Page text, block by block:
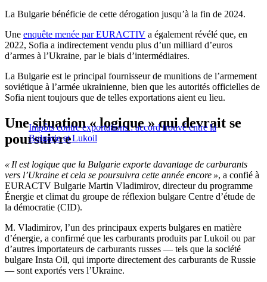
La Bulgarie bénéficie de cette dérogation jusqu’à la fin de 2024.
Une enquête menée par EURACTIV a également révélé que, en
2022, Sofia a indirectement vendu plus d’un milliard d’euros
d’armes à l’Ukraine, par le biais d’intermédiaires.
La Bulgarie est le principal fournisseur de munitions de l’armement
soviétique à l’armée ukrainienne, bien que les autorités officielles de
Sofia nient toujours que de telles exportations aient eu lieu.
Impôts contre exportations : accord trouvé entre la
Bulgarie et Lukoil
Une situation « logique » qui devrait se
poursuivre
« Il est logique que la Bulgarie exporte davantage de carburants
vers l’Ukraine et cela se poursuivra cette année encore », a confié à
EURACTV Bulgarie Martin Vladimirov, directeur du programme
Énergie et climat du groupe de réflexion bulgare Centre d’étude de
la démocratie (CID).
M. Vladimirov, l’un des principaux experts bulgares en matière
d’énergie, a confirmé que les carburants produits par Lukoil ou par
d’autres importateurs de carburants russes — tels que la société
bulgare Insta Oil, qui importe directement des carburants de Russie
— sont exportés vers l’Ukraine.